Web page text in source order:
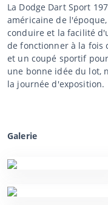
La Dodge Dart Sport
américaine de
conduire et la facilité
de fonctionner à la fois
et un coupé sportif
une bonne idée du lot,
la journée d'exposition.
Galerie